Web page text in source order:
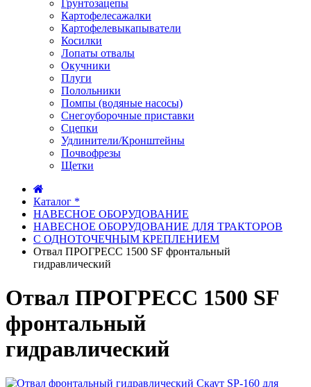
Грунтозацепы
Картофелесажалки
Картофелевыкапыватели
Косилки
Лопаты отвалы
Окучники
Плуги
Полольники
Помпы (водяные насосы)
Снегоуборочные приставки
Сцепки
Удлинители/Кронштейны
Почвофрезы
Щетки
Каталог *
НАВЕСНОЕ ОБОРУДОВАНИЕ
НАВЕСНОЕ ОБОРУДОВАНИЕ ДЛЯ ТРАКТОРОВ
С ОДНОТОЧЕЧНЫМ КРЕПЛЕНИЕМ
Отвал ПРОГРЕСС 1500 SF фронтальный
гидравлический
Отвал ПРОГРЕСС 1500 SF
фронтальный
гидравлический